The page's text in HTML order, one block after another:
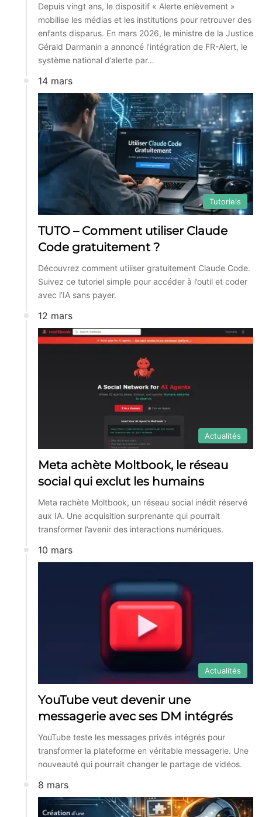
Depuis vingt ans, le dispositif « Alerte enlèvement »
mobilise les médias et les institutions pour retrouver des
enfants disparus. En mars 2026, le ministre de la Justice
Gérald Darmanin a annoncé l’intégration de FR-Alert, le
système national d’alerte par…
14 mars
Tutoriels
TUTO – Comment utiliser Claude
Code gratuitement ?
Découvrez comment utiliser gratuitement Claude Code.
Suivez ce tutoriel simple pour accéder à l’outil et coder
avec l’IA sans payer.
12 mars
Actualités
Meta achète Moltbook, le réseau
social qui exclut les humains
Meta rachète Moltbook, un réseau social inédit réservé
aux IA. Une acquisition surprenante qui pourrait
transformer l’avenir des interactions numériques.
10 mars
Actualités
YouTube veut devenir une
messagerie avec ses DM intégrés
YouTube teste les messages privés intégrés pour
transformer la plateforme en véritable messagerie. Une
nouveauté qui pourrait changer le partage de vidéos.
8 mars